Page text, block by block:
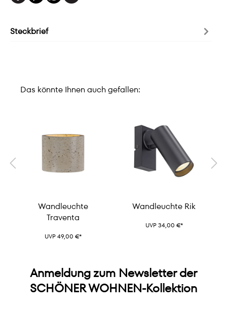
Steckbrief
Das könnte Ihnen auch gefallen:
Wandleuchte
Traventa
UVP 49,00 €*
Wandleuchte Rik
UVP 34,00 €*
Anmeldung zum Newsletter der
SCHÖNER WOHNEN-Kollektion